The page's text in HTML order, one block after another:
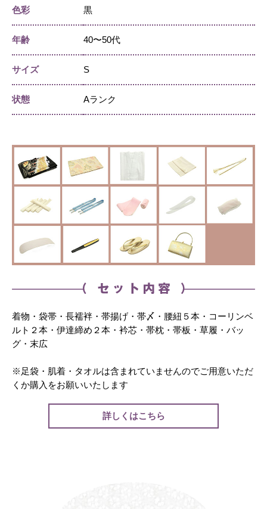
色彩 黒
年齢 40〜50代
サイズ S
状態 Aランク
着物・袋帯・長襦袢・帯揚げ・帯〆・腰紐５本・コーリンベ
ルト２本・伊達締め２本・衿芯・帯枕・帯板・草履・バッ
グ・末広
※足袋・肌着・タオルは含まれていませんのでご用意いただ
くか購入をお願いいたします
詳しくはこちら